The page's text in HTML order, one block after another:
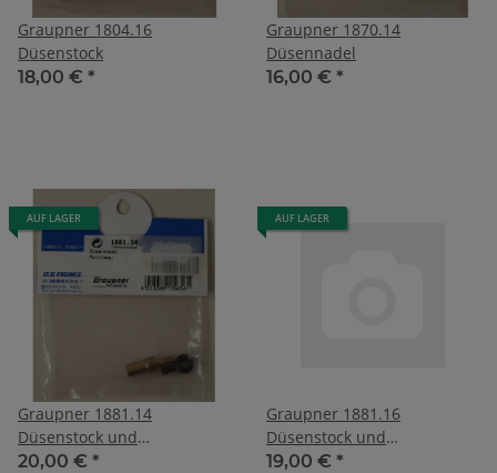
Graupner 1804.16
Düsenstock
18,00 € *
Graupner 1870.14
Düsennadel
16,00 € *
AUF LAGER
Graupner 1881.14
Düsenstock und
Düsennadel
20,00 € *
AUF LAGER
Graupner 1881.16
Düsenstock und
Düsennadel
19,00 € *